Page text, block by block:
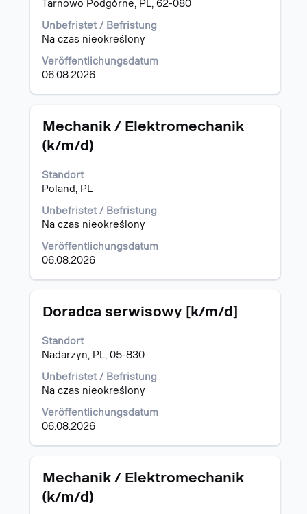
alle
Tarnowo Podgórne, PL, 62-080
Unbefristet / Befristung
Na czas nieokreślony
Veröffentlichungsdatum
06.08.2026
die
Stelleninformationen
anzuzeigen.
Stellenbezeichnung
Mechanik / Elektromechanik
(k/m/d)
Standort
Poland, PL
Unbefristet / Befristung
Na czas nieokreślony
Veröffentlichungsdatum
06.08.2026
Drücken
die
um
die
Stelleninformationen
vollständig
Stellenbezeichnung
Doradca serwisowy [k/m/d]
Standort
Nadarzyn, PL, 05-830
Unbefristet / Befristung
Na czas nieokreślony
Veröffentlichungsdatum
06.08.2026
Drücken
die
Leertaste,
die
Stelleninformationen
anzuzeigen.
Stellenbezeichnung
Mechanik / Elektromechanik
(k/m/d)
Drücken
die